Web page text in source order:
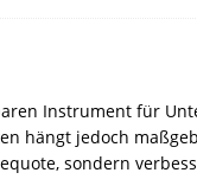
Instrument für
hängt jedoch
sondern